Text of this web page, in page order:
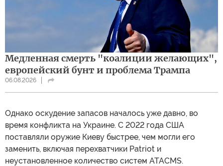
Медленная смерть "коалиции желающих",
европейский бунт и проблема Трампа
06.08.2026
Однако оскудение запасов началось уже давно, во
время конфликта на Украине. С 2022 года США
поставляли оружие Киеву быстрее, чем могли его
заменить, включая перехватчики Patriot и
неустановленное количество систем ATACMS.